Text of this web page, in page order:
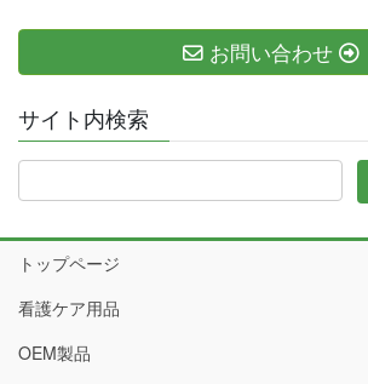
お問い合わせ
サイト内検索
トップページ
看護ケア用品
OEM製品